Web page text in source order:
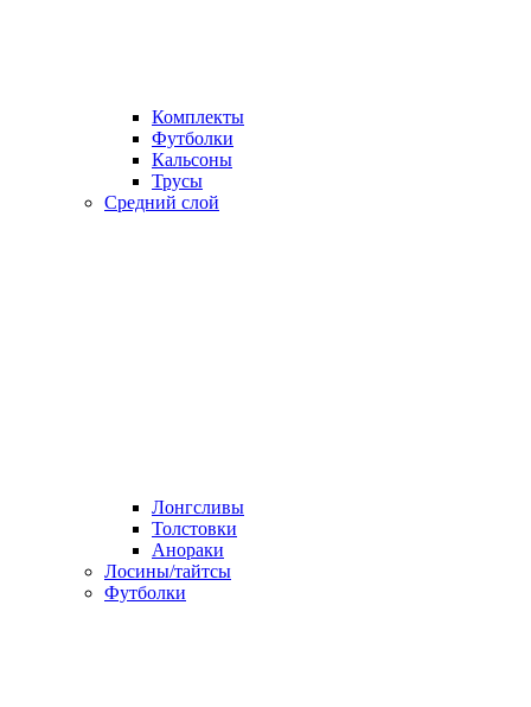
Комплекты
Футболки
Кальсоны
Трусы
Средний слой
Лонгсливы
Толстовки
Анораки
Лосины/тайтсы
Футболки